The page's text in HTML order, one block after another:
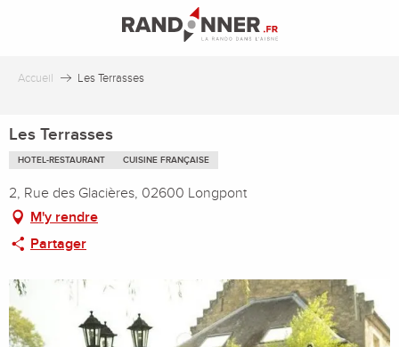
principal
Accueil Les Terrasses
Les Terrasses
HOTEL-RESTAURANT CUISINE FRANÇAISE
2, Rue des Glacières, 02600 Longpont
M'y rendre
Partager